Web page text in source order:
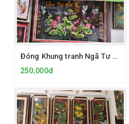
Đóng Khung tranh Ngã Tư Hòa Lân
250,000đ